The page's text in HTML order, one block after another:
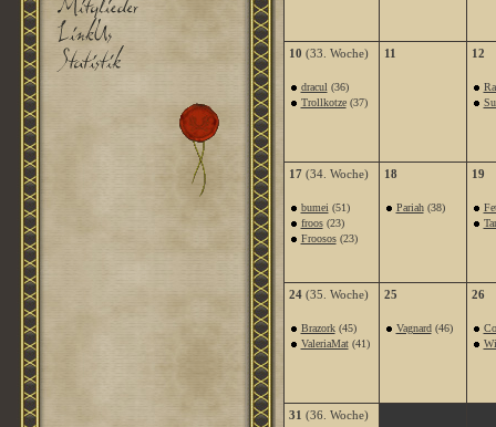
10 (33. Woche)
dracul (36)
Trollkotze(37)
11 12
17(34. Woche)
bumei (51)
froos(23)
Froosos(23)
18
Pariah(38)
19
24(35. Woche)
Brazork(45)
ValeriaMat(41)
25
Vagnard(46)
26
31 (36. Woche)